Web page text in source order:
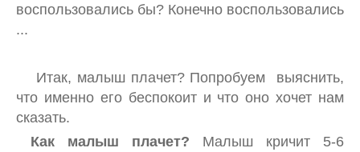
УЛИЧНЫЕ РАЗВЛЕЧЕНИЯ
ВЕЛОСИПЕДЫ, БЕГОВЕЛЫ, САМОКАТЫ
ТУРИСТИЧЕСКОЕ СНАРЯЖЕНИЕ
воспользовались бы? Конечно воспользовались
...
Итак, малыш плачет? Попробуем выяснить,
что именно его беспокоит и что оно хочет нам
сказать.
Как малыш плачет? Малыш кричит 5-6